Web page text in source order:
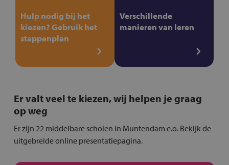
Hulp nodig bij het
kiezen? Gebruik het
stappenplan
Verschillende
manieren van leren
Er valt veel te kiezen, wij helpen je graag
op weg
Er zijn 22 middelbare scholen in Muntendam e.o. Bekijk de
uitgebreide online presentatiepagina.